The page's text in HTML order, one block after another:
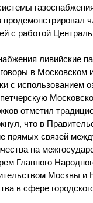
с работой
ливийские
в Московском
с использованием
отметил
что в
прямых связей
на
Главного
Москвы и
в сфере